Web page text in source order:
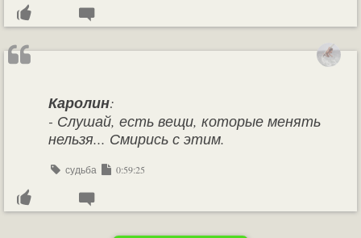
Каролин:
- Слушай, есть вещи, которые менять
нельзя... Смирись с этим.
судьба 0:59:25